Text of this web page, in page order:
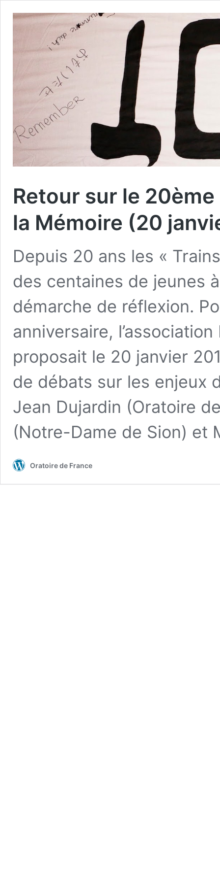
Retour sur le
la Mémoire (20
Depuis 20 ans les «
des centaines de jeunes
démarche de réflexion.
anniversaire,
proposait le 20 janvier
de débats sur les enjeux
Jean Dujardin (Oratoire
(Notre-Dame de Sion) et
Oratoire de France